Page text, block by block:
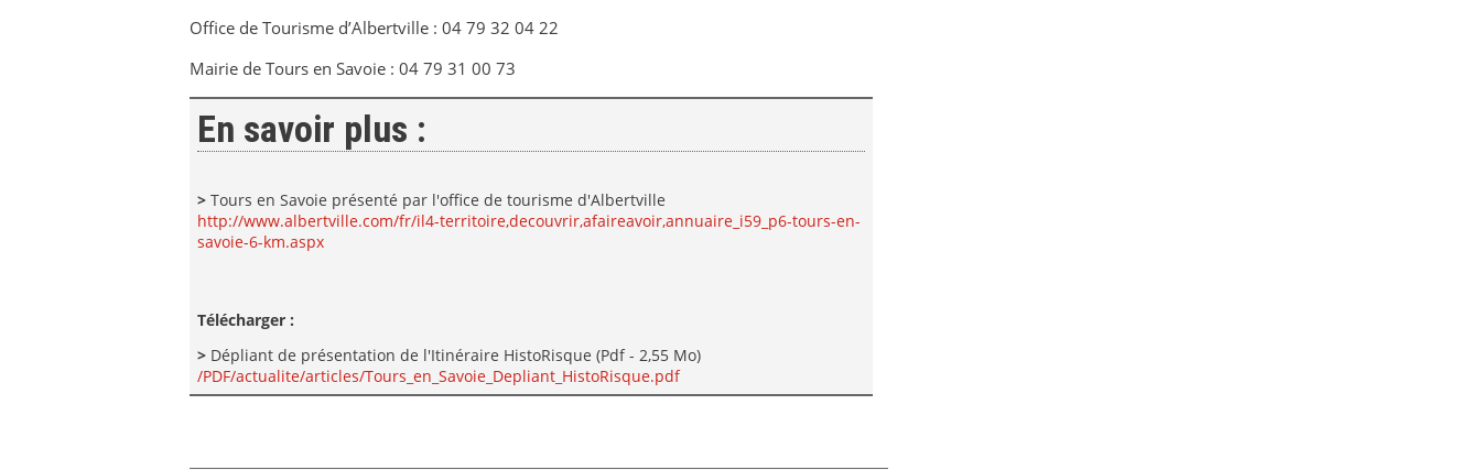
Office de Tourisme d’Albertville : 04 79 32 04 22
Mairie de Tours en Savoie : 04 79 31 00 73
En savoir plus :
>Tours en Savoie présenté par l'office de tourisme d'Albertville
http://www.albertville.com/fr/il4-territoire,decouvrir,afaireavoir,annuaire_i59_p6-tours-en-
savoie-6-km.aspx
Télécharger :
>Dépliant de présentation de l'Itinéraire HistoRisque (Pdf - 2,55 Mo)
/PDF/actualite/articles/Tours_en_Savoie_Depliant_HistoRisque.pdf